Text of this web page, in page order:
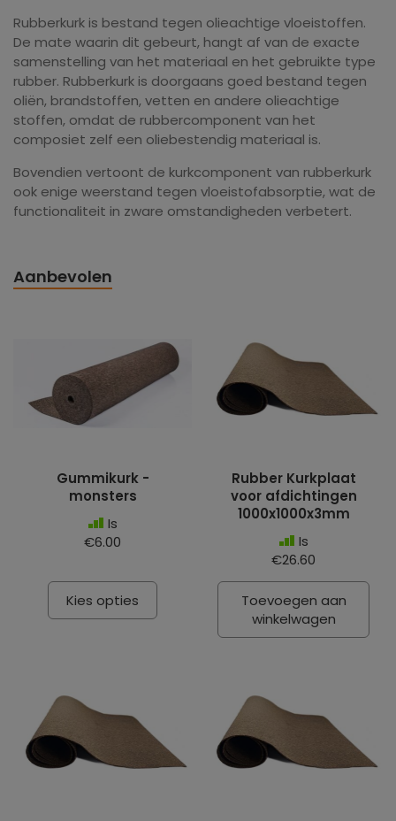
Rubberkurk is bestand tegen olieachtige vloeistoffen.
De mate waarin dit gebeurt, hangt af van de exacte
samenstelling van het materiaal en het gebruikte type
rubber. Rubberkurk is doorgaans goed bestand tegen
oliën, brandstoffen, vetten en andere olieachtige
stoffen, omdat de rubbercomponent van het
composiet zelf een oliebestendig materiaal is.
Bovendien vertoont de kurkcomponent van rubberkurk
ook enige weerstand tegen vloeistofabsorptie, wat de
functionaliteit in zware omstandigheden verbetert.
Aanbevolen
Gummikurk -
monsters
Is
€6.00
Kies opties
Rubber Kurkplaat
voor afdichtingen
1000x1000x3mm
Is
€26.60
Toevoegen aan
winkelwagen